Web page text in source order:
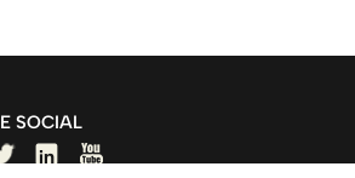
SOCIAL